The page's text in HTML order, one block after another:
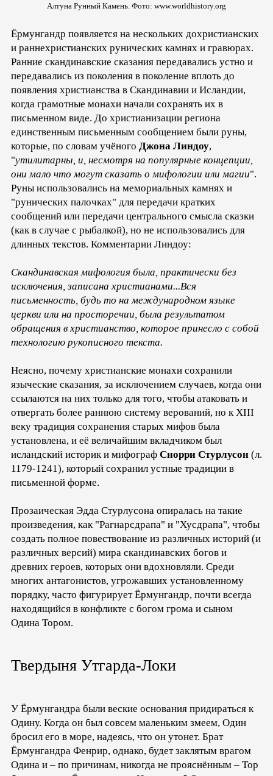
Алтуна Рунный Камень. Фото: www.worldhistory.org
Ёрмунгандр появляется на нескольких дохристианских
и раннехристианских рунических камнях и гравюрах.
Ранние скандинавские сказания передавались устно и
передавались из поколения в поколение вплоть до
появления христианства в Скандинавии и Исландии,
когда грамотные монахи начали сохранять их в
письменном виде. До христианизации региона
единственным письменным сообщением были руны,
которые, по словам учёного Джона Линдоу,
"утилитарны, и, несмотря на популярные концепции,
они мало что могут сказать о мифологии или магии".
Руны использовались на мемориальных камнях и
"рунических палочках" для передачи кратких
сообщений или передачи центрального смысла сказки
(как в случае с рыбалкой), но не использовались для
длинных текстов. Комментарии Линдоу:
Скандинавская мифология была, практически без
исключения, записана христианами...Вся
письменность, будь то на международном языке
церкви или на просторечии, была результатом
обращения в христианство, которое принесло с собой
технологию рукописного текста.
Неясно, почему христианские монахи сохранили
языческие сказания, за исключением случаев, когда они
ссылаются на них только для того, чтобы атаковать и
отвергать более раннюю систему верований, но к XIII
веку традиция сохранения старых мифов была
установлена, и её величайшим вкладчиком был
исландский историк и мифограф Снорри Стурлусон (л.
1179-1241), который сохранил устные традиции в
письменной форме.
Прозаическая Эдда Стурлусона опиралась на такие
произведения, как "Рагнарсдрапа" и "Хусдрапа", чтобы
создать полное повествование из различных историй (и
различных версий) мира скандинавских богов и
древних героев, которых они вдохновляли. Среди
многих антагонистов, угрожавших установленному
порядку, часто фигурирует Ёрмунгандр, почти всегда
находящийся в конфликте с богом грома и сыном
Одина Тором.
Твердыня Утгарда-Локи
У Ёрмунгандра были веские основания придираться к
Одину. Когда он был совсем маленьким змеем, Один
бросил его в море, надеясь, что он утонет. Брат
Ёрмунгандра Фенрир, однако, будет заклятым врагом
Одина и – по причинам, никогда не прояснённым – Тор